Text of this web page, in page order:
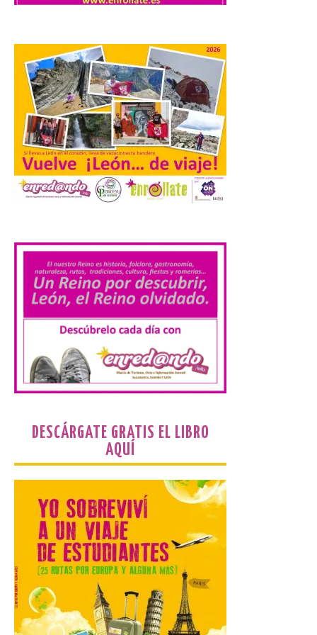
estrellados con menor
contaminación lumínica
de Europa, un recurso
natural que permite disfrutar de
actividades de astroturismo durante todo
el año. La Dirección General de Turismo
ha puesto en marcha diversas iniciativas
relacionadas […]
Cabárceno prepara tres
enclaves privilegiados
agosto
8 Ago 2026
horario y refuerza los
transportes y la
hostelería. En Alto
Campoo continuará la
programación musical de Estación
Sonora. Peña Cabarga, elegido lugar
preferente en la comunidad autónoma,
seguridad y acceso […]
Gijon prohíbe el baño en
San Lorenzo, Poniente y
Arbeyal el día del eclipse a
partir de las 19.00 horas.
8 Ago 2026
Incide en que el eclipse se
verá desde múltiples
puntos de la ciudad, por lo
que no será necesario
DESCÁRGATE GRATIS EL LIBRO
AQUÍ